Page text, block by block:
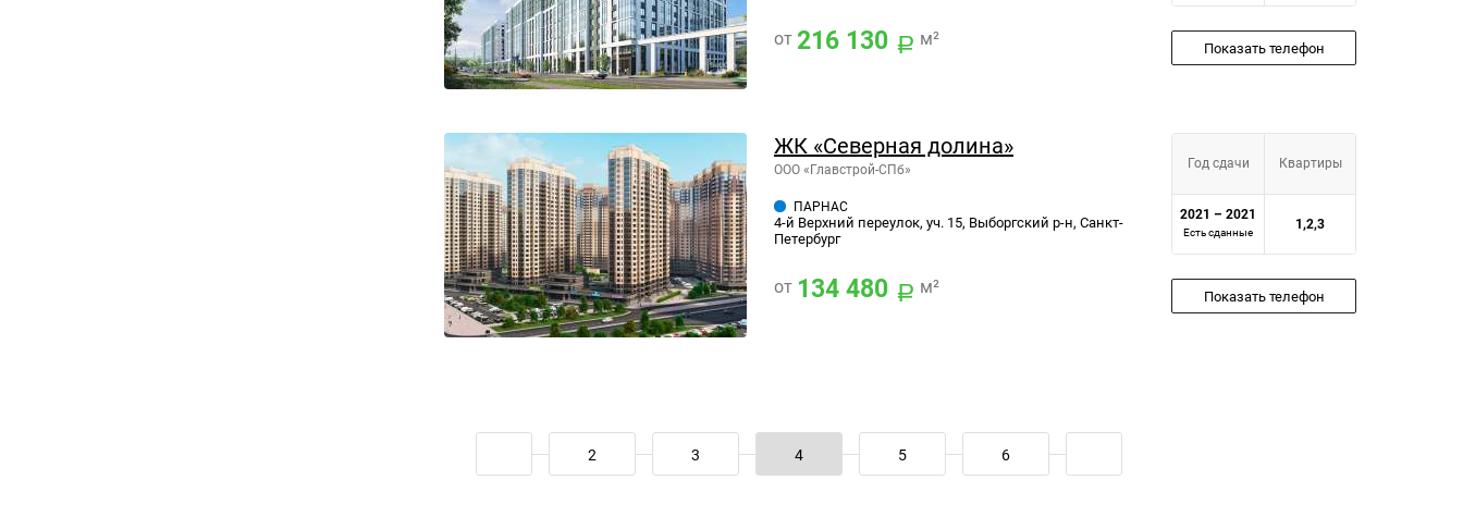
от 216 130 м² Показать телефон
ЖК «Северная долина»
ООО «Главстрой-СПб»
ПАРНАС
4-й Верхний переулок, уч. 15, Выборгский р-н, Санкт-
Петербург
от 134 480 м²
Год сдачи Квартиры
2021 – 2021
Есть сданные
1,2,3
Показать телефон
2 3 4 5 6